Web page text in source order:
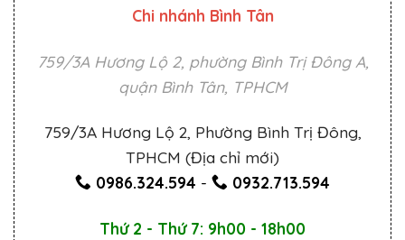
Chi nhánh Bình Tân
759/3A Hương Lộ 2, phường Bình Trị Đông A,
quận Bình Tân, TPHCM
759/3A Hương Lộ 2, Phường Bình Trị Đông,
TPHCM (Địa chỉ mới)
0986.324.594 - 0932.713.594
Thứ 2 - Thứ 7: 9h00 - 18h00